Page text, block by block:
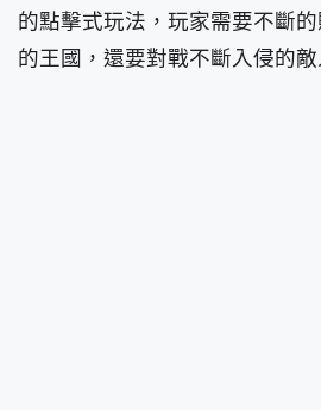
的點擊式玩法，玩家需要不斷
的王國，還要對戰不斷入侵的敵